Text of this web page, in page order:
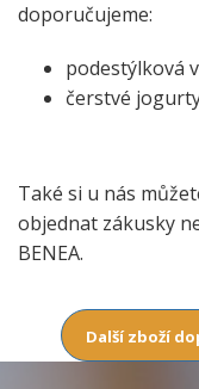
doporučujeme:
podestýlková
čerstvé
Také si u nás
objednat zákusky
BENEA.
Další zboží